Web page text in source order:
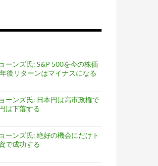
ーンズ氏: S&P 500を今の株価
後リターンはマイナスになる
ーンズ氏: 日本円は高市政権で
は下落する
ーンズ氏: 絶好の機会にだけト
で成功する